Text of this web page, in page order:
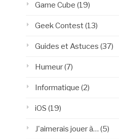
Game Cube (19)
Geek Contest(13)
Guides et Astuces (37)
Humeur(7)
Informatique (2)
iOS (19)
J'aimerais jouer à… (5)